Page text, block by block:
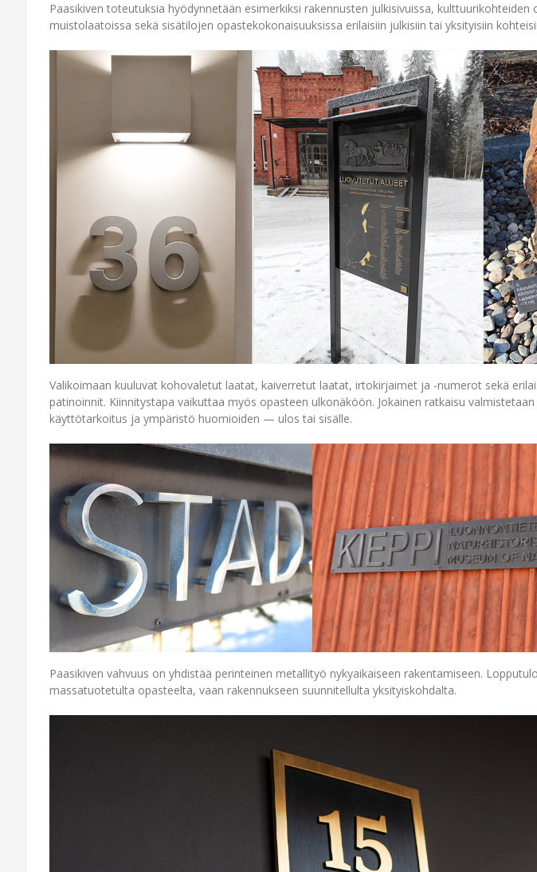
Paasikiven toteutuksia hyödynnetään esimerkiksi rakennusten julkisivuissa, kulttuurikohteiden
muistolaatoissa sekä sisätilojen opastekokonaisuuksissa erilaisiin julkisiin tai yksityisiin
Valikoimaan kuuluvat kohovaletut laatat, kaiverretut laatat, irtokirjaimet ja -numerot sekä
patinoinnit. Kiinnitystapa vaikuttaa myös opasteen ulkonäköön. Jokainen ratkaisu
käyttötarkoitus ja ympäristö huomioiden — ulos tai sisälle.
Paasikiven vahvuus on yhdistää perinteinen metallityö nykyaikaiseen rakentamiseen.
massatuotetulta opasteelta, vaan rakennukseen suunnitellulta yksityiskohdalta.